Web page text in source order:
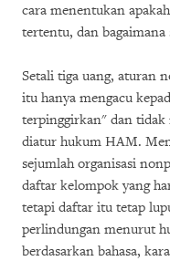
cara menentukan
tertentu, dan
Setali tiga uang, aturan
itu hanya mengacu
terpinggirkan" dan tidak
diatur hukum HAM.
sejumlah organisasi
daftar kelompok yang
tetapi daftar itu tetap
perlindungan menurut
berdasarkan bahasa,